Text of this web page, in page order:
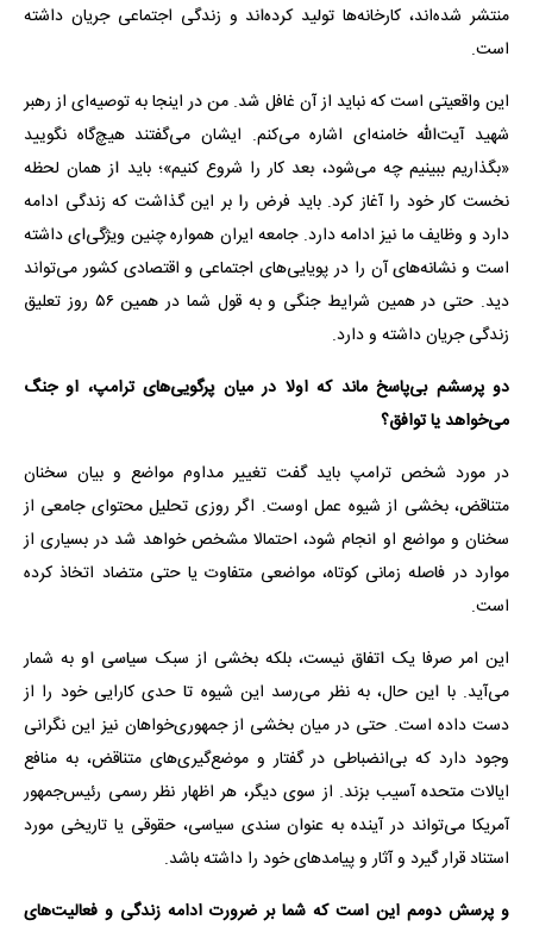
منتشر شده‌اند، کارخانه‌ها تولید کرده‌اند و زندگی اجتماعی جریان داشته
است.
این واقعیتی است که نباید از آن غافل شد. من در اینجا به توصیه‌ای از رهبر
شهید آیت‌الله خامنه‌ای اشاره می‌کنم. ایشان می‌گفتند هیچ‌گاه نگویید
«بگذاریم ببینیم چه می‌شود، بعد کار را شروع کنیم»؛ باید از همان لحظه
نخست کار خود را آغاز کرد. باید فرض را بر این گذاشت که زندگی ادامه
دارد و وظایف ما نیز ادامه دارد. جامعه ایران همواره چنین ویژگی‌ای داشته
است و نشانه‌های آن را در پویایی‌های اجتماعی و اقتصادی کشور می‌تواند
دید. حتی در همین شرایط جنگی و به قول شما در همین ۵۶ روز تعلیق
زندگی جریان داشته و دارد.
دو پرسشم بی‌پاسخ ماند که اولا در میان پرگویی‌های ترامپ، او جنگ
می‌خواهد یا توافق؟
در مورد شخص ترامپ باید گفت تغییر مداوم مواضع و بیان سخنان
متناقض، بخشی از شیوه عمل اوست. اگر روزی تحلیل محتوای جامعی از
سخنان و مواضع او انجام شود، احتمالا مشخص خواهد شد در بسیاری از
موارد در فاصله زمانی کوتاه، مواضعی متفاوت یا حتی متضاد اتخاذ کرده
است.
این امر صرفا یک اتفاق نیست، بلکه بخشی از سبک سیاسی او به شمار
می‌آید. با این حال، به نظر می‌رسد این شیوه تا حدی کارایی خود را از
دست داده است. حتی در میان بخشی از جمهوری‌خواهان نیز این نگرانی
وجود دارد که بی‌انضباطی در گفتار و موضع‌گیری‌های متناقض، به منافع
ایالات متحده آسیب بزند. از سوی دیگر، هر اظهار نظر رسمی رئیس‌جمهور
آمریکا می‌تواند در آینده به عنوان سندی سیاسی، حقوقی یا تاریخی مورد
استناد قرار گیرد و آثار و پیامدهای خود را داشته باشد.
و پرسش دومم این است که شما بر ضرورت ادامه زندگی و فعالیت‌های